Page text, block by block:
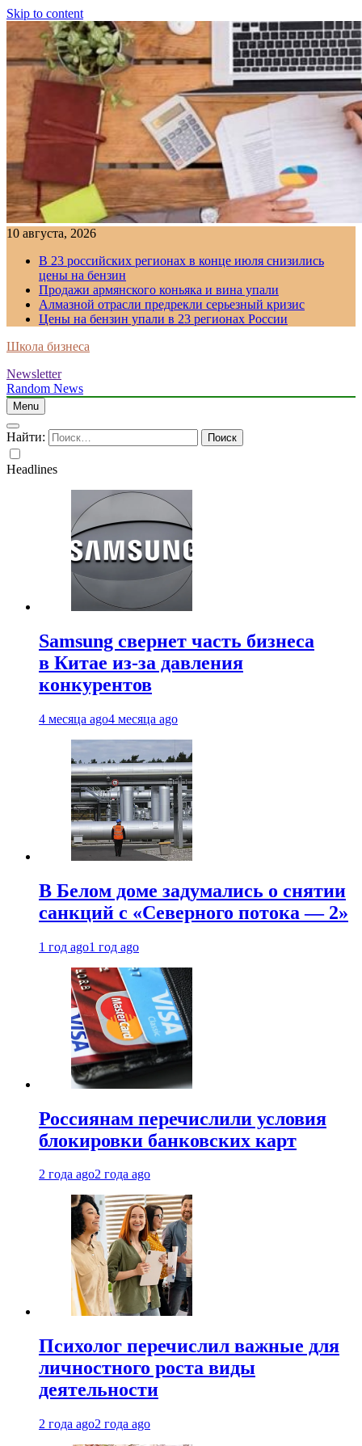
Skip to content
10 августа, 2026
В 23 российских регионах в конце июля снизились
цены на бензин
Продажи армянского коньяка и вина упали
Алмазной отрасли предрекли серьезный кризис
Цены на бензин упали в 23 регионах России
Школа бизнеса
Newsletter
Random News
Menu
Найти:
Headlines
Samsung свернет часть бизнеса
в Китае из-за давления
конкурентов
4 месяца ago4 месяца ago
В Белом доме задумались о снятии
санкций с «Северного потока — 2»
1 год ago1 год ago
Россиянам перечислили условия
блокировки банковских карт
2 года ago2 года ago
Психолог перечислил важные для
личностного роста виды
деятельности
2 года ago2 года ago